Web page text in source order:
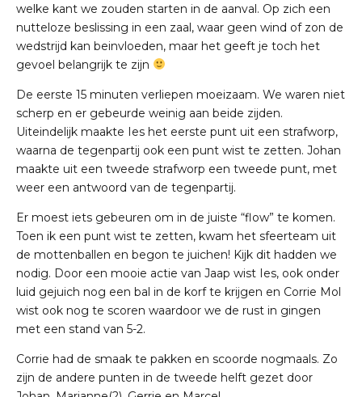
welke kant we zouden starten in de aanval. Op zich een
nutteloze beslissing in een zaal, waar geen wind of zon de
wedstrijd kan beinvloeden, maar het geeft je toch het
gevoel belangrijk te zijn
De eerste 15 minuten verliepen moeizaam. We waren niet
scherp en er gebeurde weinig aan beide zijden.
Uiteindelijk maakte Ies het eerste punt uit een strafworp,
waarna de tegenpartij ook een punt wist te zetten. Johan
maakte uit een tweede strafworp een tweede punt, met
weer een antwoord van de tegenpartij.
Er moest iets gebeuren om in de juiste “flow” te komen.
Toen ik een punt wist te zetten, kwam het sfeerteam uit
de mottenballen en begon te juichen! Kijk dit hadden we
nodig. Door een mooie actie van Jaap wist Ies, ook onder
luid gejuich nog een bal in de korf te krijgen en Corrie Mol
wist ook nog te scoren waardoor we de rust in gingen
met een stand van 5-2.
Corrie had de smaak te pakken en scoorde nogmaals. Zo
zijn de andere punten in de tweede helft gezet door